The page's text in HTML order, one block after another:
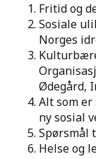
Fritid og
Sosiale
Norges
Ødegård,
Alt som
ny sosial
Spørsmål
Helse og